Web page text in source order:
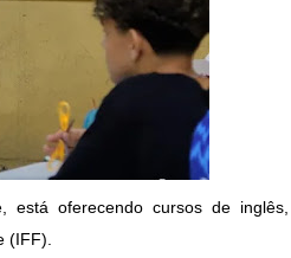
está oferecendo cursos de inglês,
(IFF).